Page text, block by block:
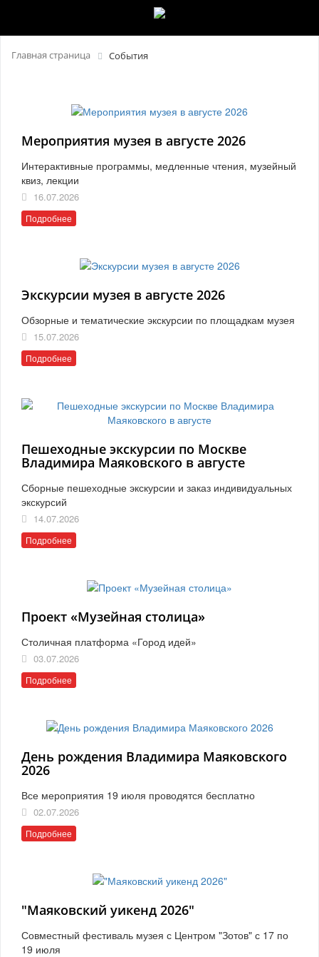
Главная страница События
Мероприятия музея в августе 2026
Интерактивные программы, медленные чтения, музейный
квиз, лекции
16.07.2026
Подробнее
Экскурсии музея в августе 2026
Обзорные и тематические экскурсии по площадкам музея
15.07.2026
Подробнее
Пешеходные экскурсии по Москве
Владимира Маяковского в августе
Сборные пешеходные экскурсии и заказ индивидуальных
экскурсий
14.07.2026
Подробнее
Проект «Музейная столица»
Столичная платформа «Город идей»
03.07.2026
Подробнее
День рождения Владимира Маяковского
2026
Все мероприятия 19 июля проводятся бесплатно
02.07.2026
Подробнее
"Маяковский уикенд 2026"
Совместный фестиваль музея с Центром "Зотов" с 17 по
19 июля